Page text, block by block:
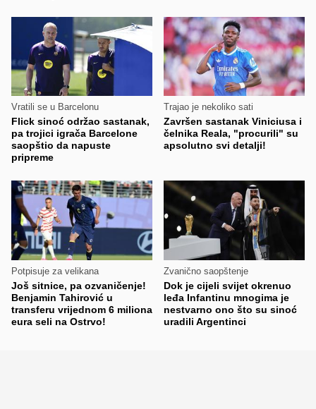
Vratili se u Barcelonu
Flick sinoć održao sastanak,
pa trojici igrača Barcelone
saopštio da napuste
pripreme
Trajao je nekoliko sati
Završen sastanak Viniciusa i
čelnika Reala, "procurili" su
apsolutno svi detalji!
Potpisuje za velikana
Još sitnice, pa ozvaničenje!
Benjamin Tahirović u
transferu vrijednom 6 miliona
eura seli na Ostrvo!
Zvanično saopštenje
Dok je cijeli svijet okrenuo
leđa Infantinu mnogima je
nestvarno ono što su sinoć
uradili Argentinci